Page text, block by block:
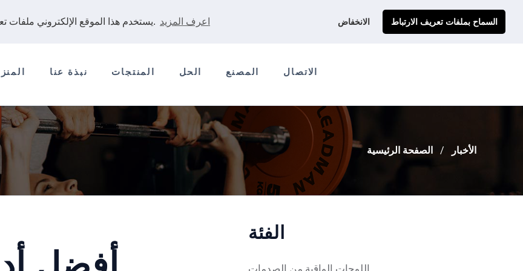
يستخدم هذا الموقع الإلكتروني ملفات تعريف الارتباط لضمان حصولك على أفضل تجربة على موقعنا الإلكتروني. اعرف المزيد الانخفاض السماح بملفات تعريف الارتباط Ads@qdmodun.com احصل على عرض سعر مخصص لك
نبذة عنا المنتجات الحل المصنع الاتصال
الصفحة الرئيسية الأخبار
أفضل
الفئة